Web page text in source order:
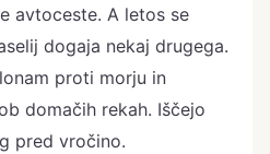
avtoceste. A letos se
dogaja nekaj drugega.
proti morju in
domačih rekah. Iščejo
pred vročino.